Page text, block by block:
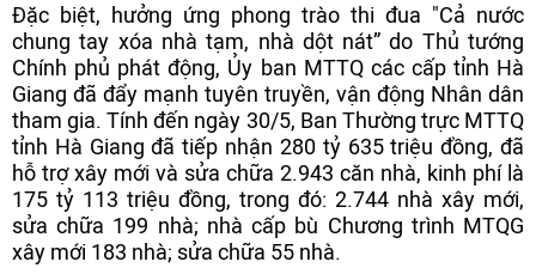
Đặc biệt, hưởng ứng phong trào thi đua "Cả nước
chung tay xóa nhà tạm, nhà dột nát” do Thủ tướng
Chính phủ phát động, Ủy ban MTTQ các cấp tỉnh Hà
Giang đã đẩy mạnh tuyên truyền, vận động Nhân dân
tham gia. Tính đến ngày 30/5, Ban Thường trực MTTQ
tỉnh Hà Giang đã tiếp nhận 280 tỷ 635 triệu đồng, đã
hỗ trợ xây mới và sửa chữa 2.943 căn nhà, kinh phí là
175 tỷ 113 triệu đồng, trong đó: 2.744 nhà xây mới,
sửa chữa 199 nhà; nhà cấp bù Chương trình MTQG
xây mới 183 nhà; sửa chữa 55 nhà.